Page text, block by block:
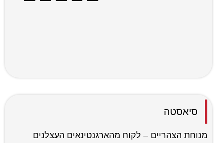
סיאסטה
מנוחת הצהריים – לקוח מהארגנטינאים העצלנים